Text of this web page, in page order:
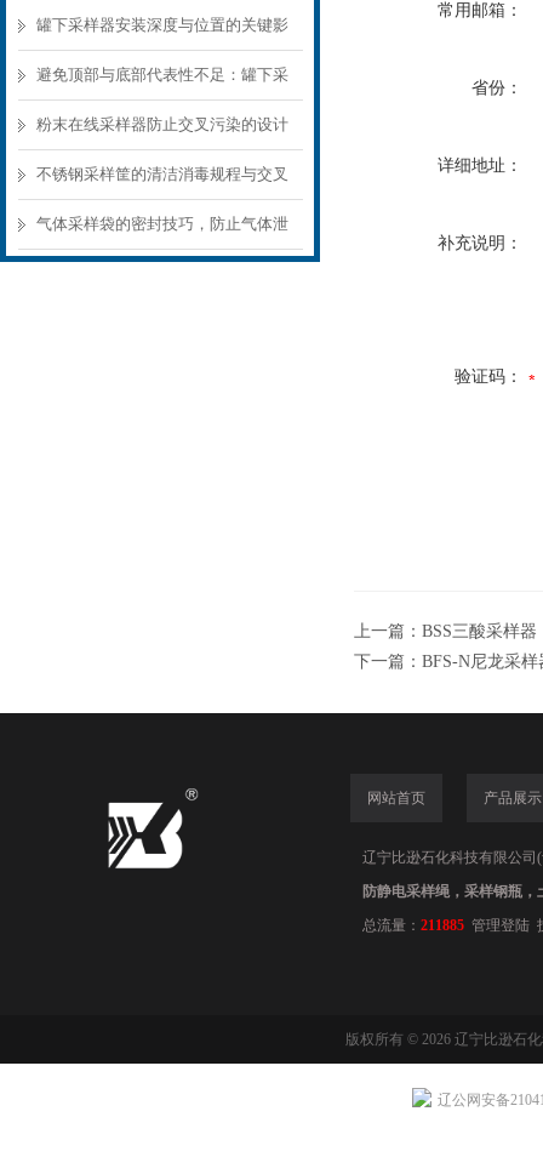
罐下采样器安装深度与位置的关键影
响
避免顶部与底部代表性不足：罐下采
样器结构选型要点
粉末在线采样器防止交叉污染的设计
要点
不锈钢采样筐的清洁消毒规程与交叉
污染预防
气体采样袋的密封技巧，防止气体泄
常用邮箱：
省份：
详细地址：
补充说明：
验证码：
上一篇： BSS三酸采样器
下一篇： BFS-N尼龙采样
网站首页 产品展示
辽宁比逊石化科技有限公司
防静电采样绳，采样钢瓶
总流量： 211885 管理登陆
版权所有 © 2026 辽宁比逊石
辽公网安备